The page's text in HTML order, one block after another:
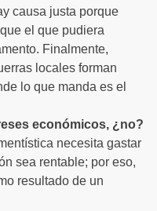
causa justa porque
el que pudiera
Finalmente,
locales forman
lo que manda es el
económicos, ¿no?
necesita gastar
sea rentable; por eso,
resultado de un